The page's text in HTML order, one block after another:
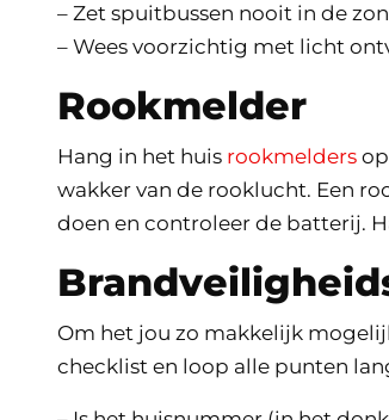
– Zet spuitbussen nooit in de zon
– Wees voorzichtig met licht
Rookmelder
Hang in het huis rookmelders
wakker van de rooklucht. Een
doen en controleer de batterij.
Om het jou zo makkelijk
checklist en loop alle punten